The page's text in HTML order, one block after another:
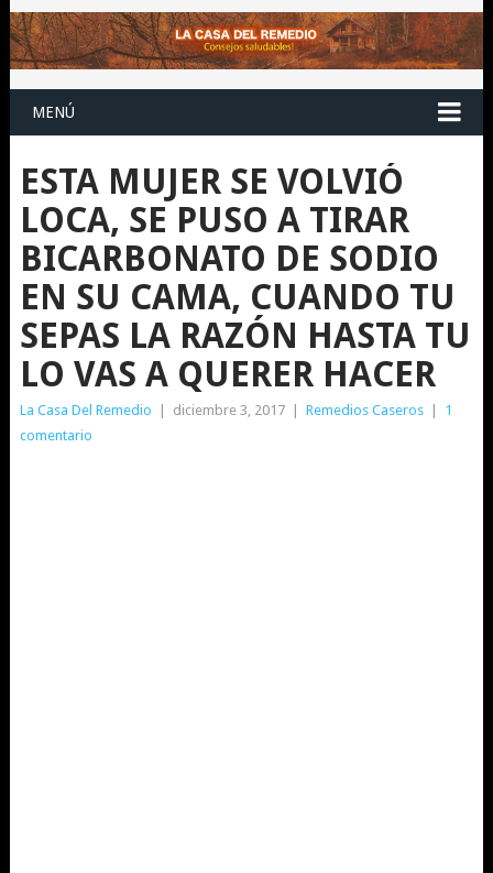
MENÚ
ESTA MUJER SE VOLVIÓ
LOCA, SE PUSO A TIRAR
BICARBONATO DE SODIO
EN SU CAMA, CUANDO TU
SEPAS LA RAZÓN HASTA TU
LO VAS A QUERER HACER
La Casa Del Remedio diciembre 3, 2017 Remedios Caseros
1
comentario